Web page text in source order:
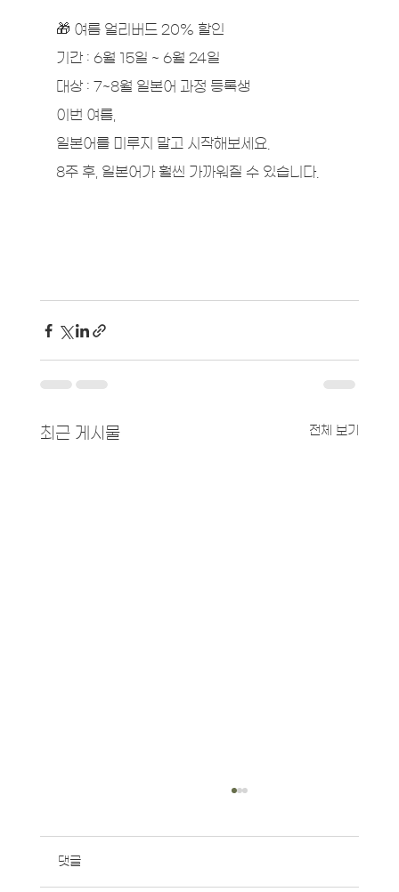
🎁 여름 얼리버드 20% 할인
기간 : 6월 15일 ~ 6월 24일
대상 : 7~8월 일본어 과정 등록생
이번 여름,
일본어를 미루지 말고 시작해보세요.
8주 후, 일본어가 훨씬 가까워질 수 있습니다.
최근 게시물 전체 보기
댓글